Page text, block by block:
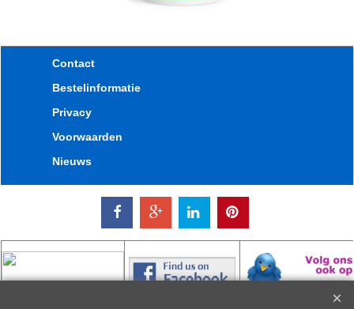
Contact
Bestelinformatie
Privacy
Voorwaarden
Nieuws